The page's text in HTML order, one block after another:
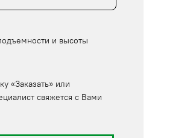
и высоты
«Заказать» или
свяжется с Вами